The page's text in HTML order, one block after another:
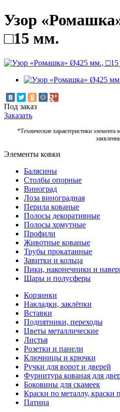
Узор
□15 мм.
Под заказ
Заказать
*Технические характеристики элемента
Элементы ковки
Балясины
Столбы опорные
Виноград
Лоза виноградная
Перила кованые
Полосы декоративные
Полосы хомутные
Профили
Животные кованые
Трубы прокатанные
Завитки и кольца
Пики, наконечники и
Шары и полусферы
Корзинки
Накладки, заклёпки
Вставки
Подпятники, переходы
Цветы металлические
Листья
Розетки и панели
Ключницы и крючки
Ручки для ворот и дверей
Фурнитура кованая для
Боковины для скамеек
Краски по металлу, краски
Патина